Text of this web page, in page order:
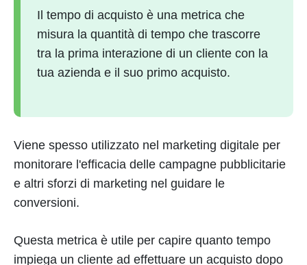
Il tempo di acquisto è una metrica che
misura la quantità di tempo che trascorre
tra la prima interazione di un cliente con la
tua azienda e il suo primo acquisto.
Viene spesso utilizzato nel marketing digitale per
monitorare l'efficacia delle campagne pubblicitarie
e altri sforzi di marketing nel guidare le
conversioni.
Questa metrica è utile per capire quanto tempo
impiega un cliente ad effettuare un acquisto dopo